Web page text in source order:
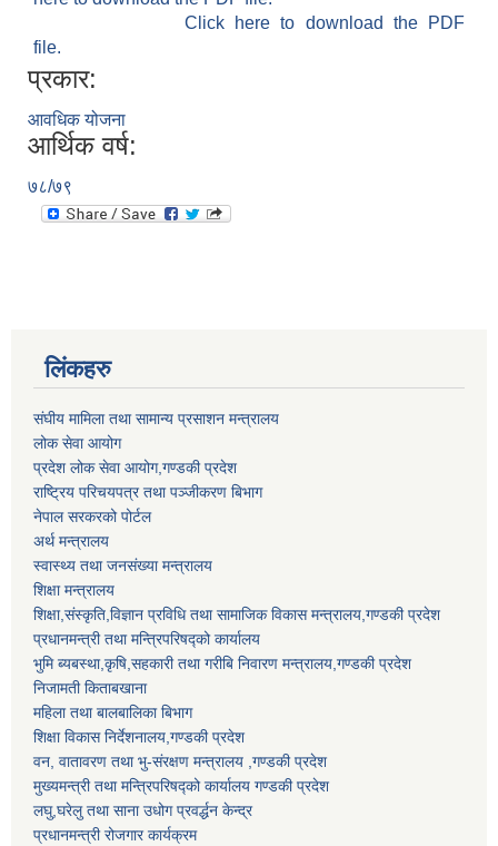
Click here to download the PDF
file.
प्रकार:
आवधिक योजना
आर्थिक वर्ष:
७८/७९
लिंकहरु
संघीय मामिला तथा सामान्य प्रसाशन मन्त्रालय
लोक सेवा आयोग
प्रदेश लोक सेवा आयोग,गण्डकी प्रदेश
राष्ट्रिय परिचयपत्र तथा पञ्जीकरण बिभाग
नेपाल सरकरको पोर्टल
अर्थ मन्त्रालय
स्वास्थ्य तथा जनसंख्या मन्त्रालय
शिक्षा मन्त्रालय
शिक्षा,संस्कृति,विज्ञान प्रविधि तथा सामाजिक विकास मन्त्रालय,गण्डकी प्रदेश
प्रधानमन्त्री तथा मन्त्रिपरिषद्को कार्यालय
भुमि ब्यबस्था,कृषि,सहकारी तथा गरीबि निवारण मन्त्रालय,गण्डकी प्रदेश
निजामती किताबखाना
महिला तथा बालबालिका बिभाग
शिक्षा विकास निर्देशनालय,गण्डकी प्रदेश
वन, वातावरण तथा भु-संरक्षण मन्त्रालय ,गण्डकी प्रदेश
मुख्यमन्त्री तथा मन्त्रिपरिषद्को कार्यालय गण्डकी प्रदेश
लघु,घरेलु तथा साना उधोग प्रवर्द्धन केन्द्र
प्रधानमन्त्री रोजगार कार्यक्रम